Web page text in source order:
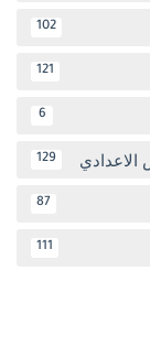
102
121
6
الاعدادي 129
87
111